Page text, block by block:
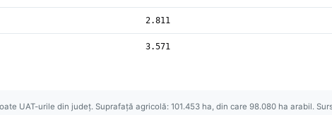
2.811
3.571
UAT-urile din județ. Suprafață agricolă: 101.453 ha, din care 98.080 ha arabil.